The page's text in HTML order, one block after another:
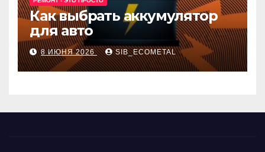
Как выбрать аккумулятор
для авто
8 ИЮНЯ 2026 SIB_ECOMETAL